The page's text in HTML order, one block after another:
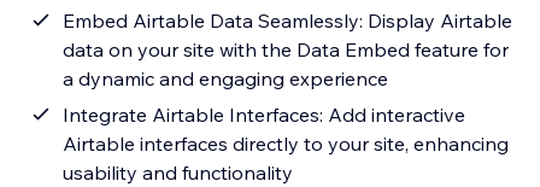
Embed Airtable Data Seamlessly: Display Airtable
data on your site with the Data Embed feature for
a dynamic and engaging experience
Integrate Airtable Interfaces: Add interactive
Airtable interfaces directly to your site, enhancing
usability and functionality